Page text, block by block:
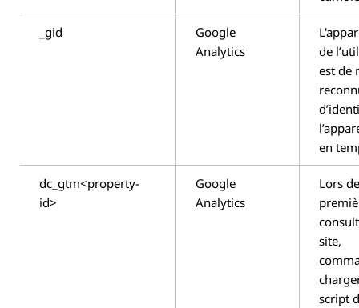
_gid
Google
Analytics
de
est de
en
dc_gtm<property-
id>
Google
Analytics
Lors
site,
script